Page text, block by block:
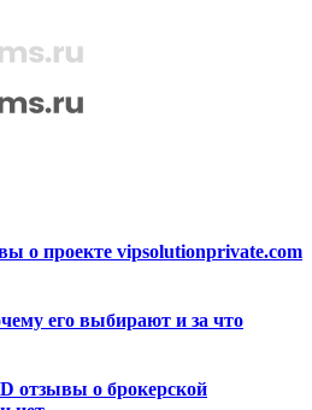
о проекте vipsolutionprivate.com
его выбирают и за что
отзывы о брокерской